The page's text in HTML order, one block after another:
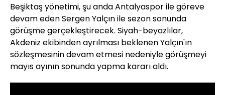
Beşiktaş yönetimi, şu anda Antalyaspor ile göreve
devam eden Sergen Yalçın ile sezon sonunda
görüşme gerçekleştirecek. Siyah-beyazlılar,
Akdeniz ekibinden ayrılması beklenen Yalçın'ın
sözleşmesinin devam etmesi nedeniyle görüşmeyi
mayıs ayının sonunda yapma kararı aldı.